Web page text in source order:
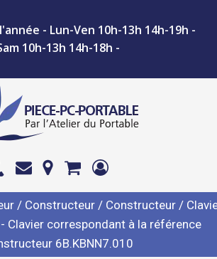
- Lun-Ven 10h-13h 14h-19h -
10h-13h 14h-18h -
/ Constructeur/ Constructeur/
Clavier correspondant à la référence
6B.KBNN7.010